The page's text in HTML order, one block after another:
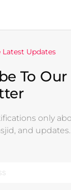
Latest Updates
To Our
only
and updates.